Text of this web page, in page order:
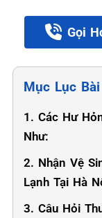
Gọi
Mục Lục
1. Các Hư
Như:
2. Nhận Vệ
Lạnh Tại Hà
3. Câu Hỏi